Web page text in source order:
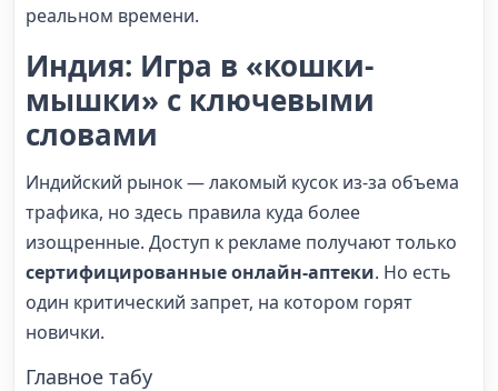
реальном времени.
Индия: Игра в «кошки-
мышки» с ключевыми
словами
Индийский рынок — лакомый кусок из-за объема
трафика, но здесь правила куда более
изощренные. Доступ к рекламе получают только
сертифицированные онлайн-аптеки. Но есть
один критический запрет, на котором горят
новички.
Главное табу